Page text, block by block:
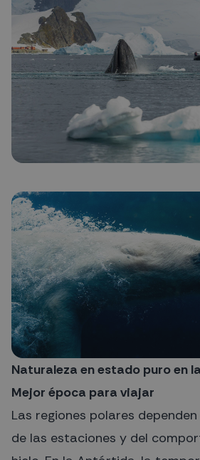
Naturaleza en estado puro en
Mejor época para viajar
Las regiones polares
de las estaciones y del